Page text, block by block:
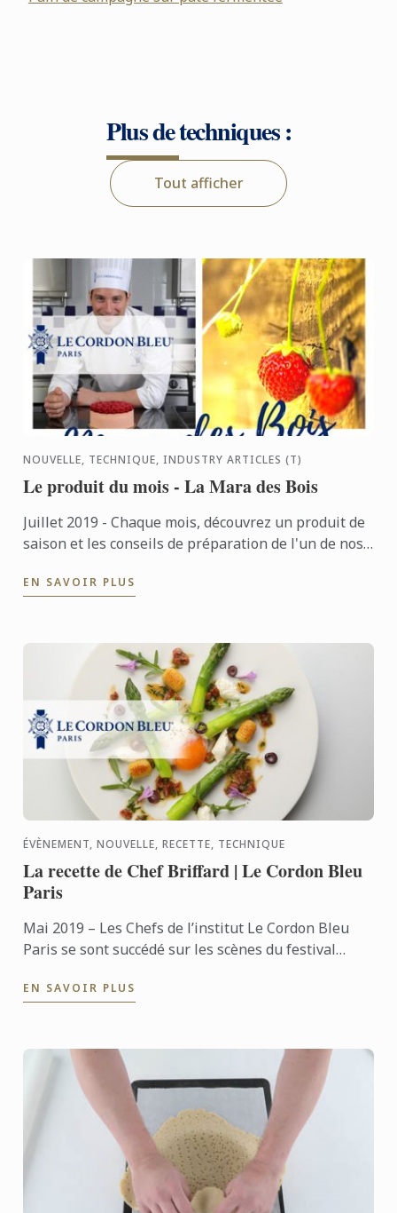
Plus de techniques :
Tout afficher
NOUVELLE, TECHNIQUE, INDUSTRY ARTICLES (T)
Le produit du mois - La Mara des Bois
Juillet 2019 - Chaque mois, découvrez un produit de
saison et les conseils de préparation de l'un de nos
EN SAVOIR PLUS
ÉVÈNEMENT, NOUVELLE, RECETTE, TECHNIQUE
La recette de Chef Briffard | Le Cordon Bleu
Paris
Mai 2019 – Les Chefs de l’institut Le Cordon Bleu
Paris se sont succédé sur les scènes du festival
dernier ...
EN SAVOIR PLUS